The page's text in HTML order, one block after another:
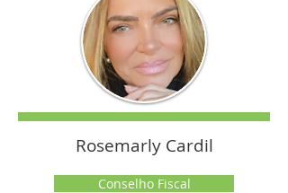
Rosemarly Cardil
Conselho Fiscal